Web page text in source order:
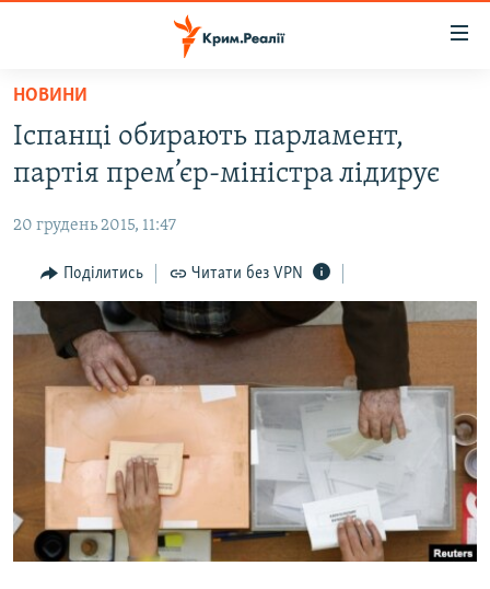
Перейти
основного
матеріалу
Перейти
до
навігації
Перейти
до
пошуку
ВОДА.КРИМ
ВІДЕО ТА ФОТО
ПОЛІТИКА
БЛОГИ
ПОГЛЯД
ІНТЕРВ'Ю
ВСЕ ЗА ДЕНЬ
СПЕЦПРОЕКТИ
ДЕПОРТАЦІЯ
ВІДЕОУРОКИ «ELIFBE»
СВІДЧЕННЯ ОКУПАЦІЇ
ЯК ОБІЙТИ БЛОКУВАННЯ
Русский
Qırımtatar
НОВИНИ
Іспанці обирають парламент,
партія прем’єр-міністра лідирує
20 грудень 2015, 11:47
Поділитись Читати без VPN